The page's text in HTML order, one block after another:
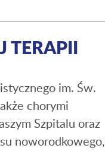
TERAPII
im. Św.
chorymi
Szpitalu oraz
noworodkowego,